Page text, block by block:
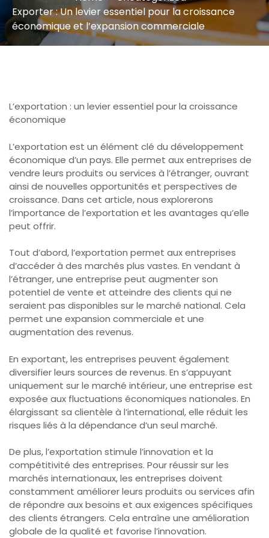
Exporter : Un levier essentiel pour la croissance
économique et l’expansion commerciale
L’exportation : un levier essentiel pour la croissance
économique
L’exportation est un élément clé du développement
économique d’un pays. Elle permet aux entreprises de
vendre leurs produits ou services à l’étranger, ouvrant
ainsi de nouvelles opportunités et perspectives de
croissance. Dans cet article, nous explorerons
l’importance de l’exportation et les avantages qu’elle
peut offrir.
Tout d’abord, l’exportation permet aux entreprises
d’accéder à des marchés plus vastes. En vendant à
l’étranger, une entreprise peut augmenter son
potentiel de vente et atteindre des clients qui ne
seraient pas disponibles sur le marché national. Cela
permet une expansion commerciale et une
augmentation des revenus.
En exportant, les entreprises peuvent également
diversifier leurs sources de revenus. En s’appuyant
uniquement sur le marché intérieur, une entreprise est
exposée aux fluctuations économiques nationales. En
élargissant sa clientèle à l’international, elle réduit les
risques liés à la dépendance d’un seul marché.
De plus, l’exportation stimule l’innovation et la
compétitivité des entreprises. Pour réussir sur les
marchés internationaux, les entreprises doivent
constamment améliorer leurs produits ou services afin
de répondre aux besoins et aux exigences spécifiques
des clients étrangers. Cela entraîne une amélioration
globale de la qualité et favorise l’innovation.